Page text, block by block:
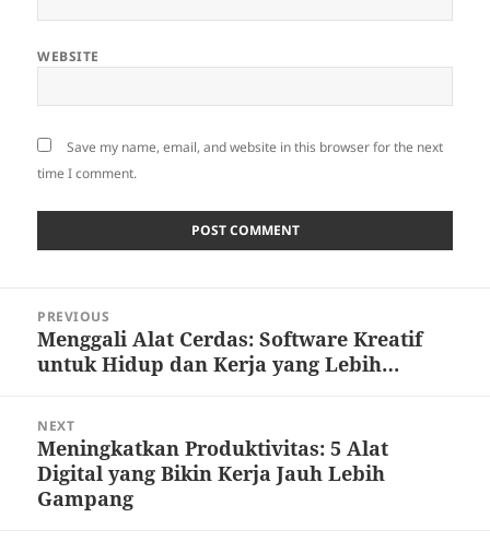
WEBSITE
Save my name, email, and website in this browser for the next
time I comment.
navigation
PREVIOUS
Previous
post:
Menggali Alat Cerdas: Software Kreatif
untuk Hidup dan Kerja yang Lebih…
NEXT
Next
post:
Meningkatkan Produktivitas: 5 Alat
Digital yang Bikin Kerja Jauh Lebih
Gampang